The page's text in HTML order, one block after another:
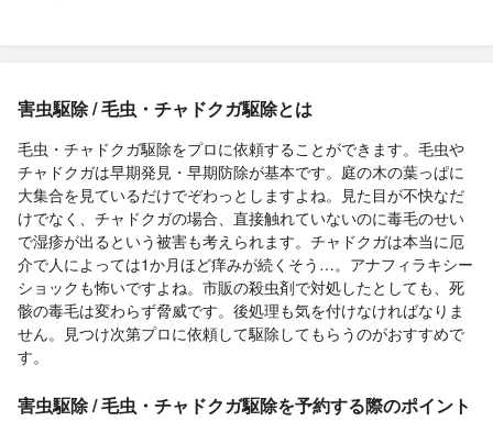
害虫駆除 / 毛虫・チャドクガ駆除とは
毛虫・チャドクガ駆除をプロに依頼することができます。毛虫や
チャドクガは早期発見・早期防除が基本です。庭の木の葉っぱに
大集合を見ているだけでぞわっとしますよね。見た目が不快なだ
けでなく、チャドクガの場合、直接触れていないのに毒毛のせい
で湿疹が出るという被害も考えられます。チャドクガは本当に厄
介で人によっては1か月ほど痒みが続くそう…。アナフィラキシー
ショックも怖いですよね。市販の殺虫剤で対処したとしても、死
骸の毒毛は変わらず脅威です。後処理も気を付けなければなりま
せん。見つけ次第プロに依頼して駆除してもらうのがおすすめで
す。
害虫駆除 / 毛虫・チャドクガ駆除を予約する際のポイント